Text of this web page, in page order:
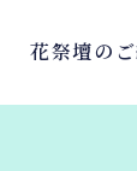
花祭壇の